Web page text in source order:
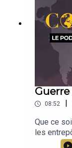
08:52
Que ce
les
sont